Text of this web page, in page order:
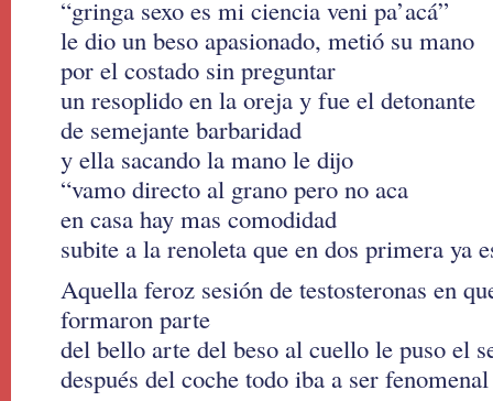
“gringa sexo es mi ciencia veni pa’acá”
le dio un beso apasionado, metió su mano
por el costado sin preguntar
un resoplido en la oreja y fue el detonante
de semejante barbaridad
y ella sacando la mano le dijo
“vamo directo al grano pero no aca
en casa hay mas comodidad
subite a la renoleta que en dos primera ya
Aquella feroz sesión de testosteronas en
formaron parte
del bello arte del beso al cuello le puso el
después del coche todo iba a ser fenomenal